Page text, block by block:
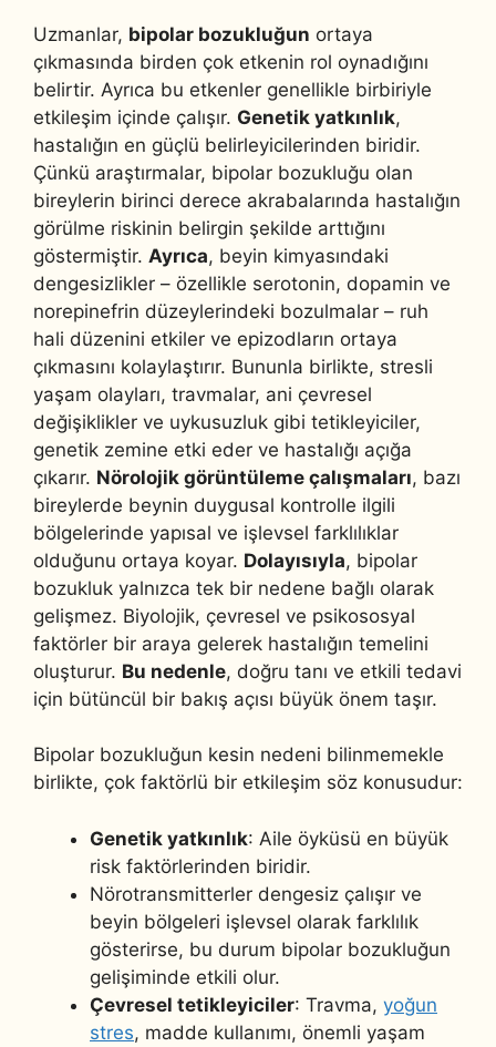
Uzmanlar, bipolar bozukluğun ortaya
çıkmasında birden çok etkenin rol oynadığını
belirtir. Ayrıca bu etkenler genellikle birbiriyle
etkileşim içinde çalışır. Genetik yatkınlık,
hastalığın en güçlü belirleyicilerinden biridir.
Çünkü araştırmalar, bipolar bozukluğu olan
bireylerin birinci derece akrabalarında hastalığın
görülme riskinin belirgin şekilde arttığını
göstermiştir. Ayrıca, beyin kimyasındaki
dengesizlikler – özellikle serotonin, dopamin ve
norepinefrin düzeylerindeki bozulmalar – ruh
hali düzenini etkiler ve epizodların ortaya
çıkmasını kolaylaştırır. Bununla birlikte, stresli
yaşam olayları, travmalar, ani çevresel
değişiklikler ve uykusuzluk gibi tetikleyiciler,
genetik zemine etki eder ve hastalığı açığa
çıkarır. Nörolojik görüntüleme çalışmaları, bazı
bireylerde beynin duygusal kontrolle ilgili
bölgelerinde yapısal ve işlevsel farklılıklar
olduğunu ortaya koyar. Dolayısıyla, bipolar
bozukluk yalnızca tek bir nedene bağlı olarak
gelişmez. Biyolojik, çevresel ve psikososyal
faktörler bir araya gelerek hastalığın temelini
oluşturur. Bu nedenle, doğru tanı ve etkili tedavi
için bütüncül bir bakış açısı büyük önem taşır.
Bipolar bozukluğun kesin nedeni bilinmemekle
birlikte, çok faktörlü bir etkileşim söz konusudur:
Genetik yatkınlık: Aile öyküsü en büyük
risk faktörlerinden biridir.
Nörotransmitterler dengesiz çalışır ve
beyin bölgeleri işlevsel olarak farklılık
gösterirse, bu durum bipolar bozukluğun
gelişiminde etkili olur.
Çevresel tetikleyiciler: Travma, yoğun
stres, madde kullanımı, önemli yaşam